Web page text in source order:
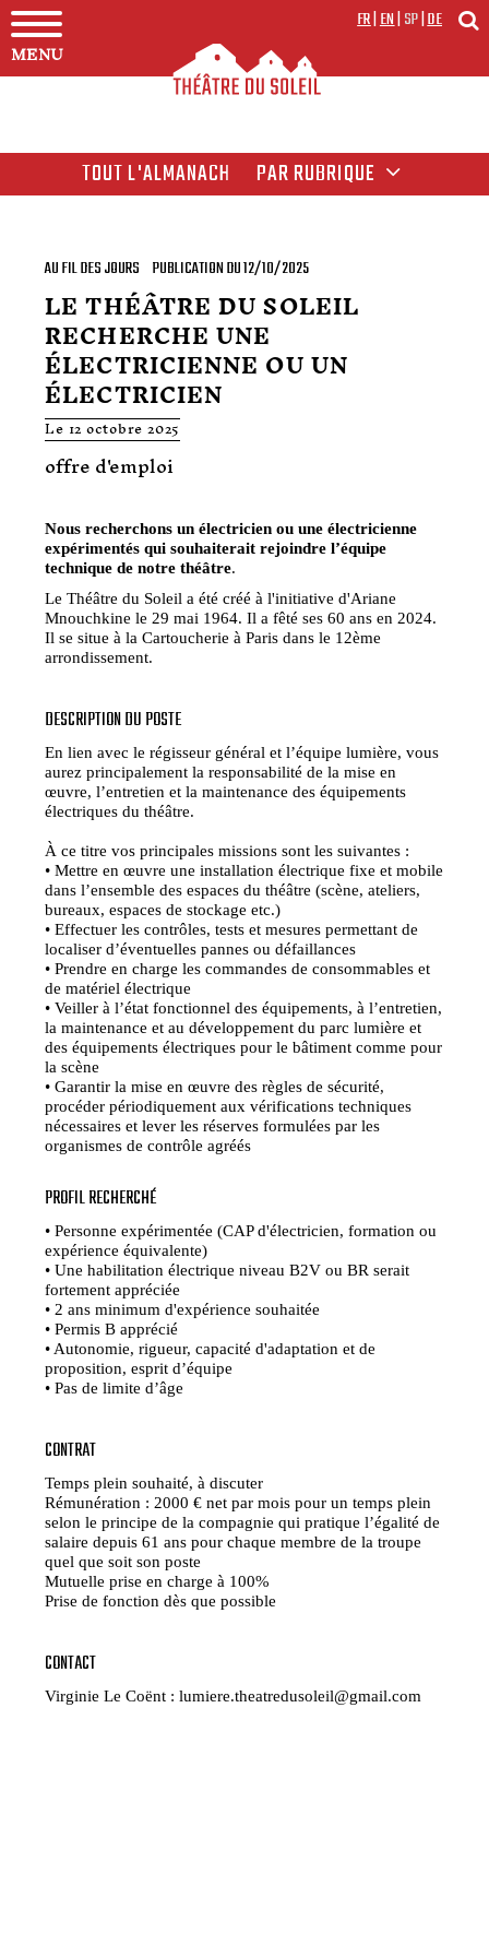
MENU
FR|EN|SP|DE
TOUT L'ALMANACH PAR RUBRIQUE
AU FIL DES JOURS PUBLICATION DU 12/10/2025
LE THÉÂTRE DU SOLEIL
RECHERCHE UNE
ÉLECTRICIENNE OU UN
ÉLECTRICIEN
Le 12 octobre 2025
offre d'emploi
Nous recherchons un électricien ou une électricienne
expérimentés qui souhaiterait rejoindre l’équipe
technique de notre théâtre.
Le Théâtre du Soleil a été créé à l'initiative d'Ariane
Mnouchkine le 29 mai 1964. Il a fêté ses 60 ans en 2024.
Il se situe à la Cartoucherie à Paris dans le 12ème
arrondissement.
DESCRIPTION DU POSTE
En lien avec le régisseur général et l’équipe lumière, vous
aurez principalement la responsabilité de la mise en
œuvre, l’entretien et la maintenance des équipements
électriques du théâtre.
À ce titre vos principales missions sont les suivantes :
• Mettre en œuvre une installation électrique fixe et mobile
dans l’ensemble des espaces du théâtre (scène, ateliers,
bureaux, espaces de stockage etc.)
• Effectuer les contrôles, tests et mesures permettant de
localiser d’éventuelles pannes ou défaillances
• Prendre en charge les commandes de consommables et
de matériel électrique
• Veiller à l’état fonctionnel des équipements, à l’entretien,
la maintenance et au développement du parc lumière et
des équipements électriques pour le bâtiment comme pour
la scène
• Garantir la mise en œuvre des règles de sécurité,
procéder périodiquement aux vérifications techniques
nécessaires et lever les réserves formulées par les
organismes de contrôle agréés
PROFIL RECHERCHÉ
• Personne expérimentée (CAP d'électricien, formation ou
expérience équivalente)
• Une habilitation électrique niveau B2V ou BR serait
fortement appréciée
• 2 ans minimum d'expérience souhaitée
• Permis B apprécié
• Autonomie, rigueur, capacité d'adaptation et de
proposition, esprit d’équipe
• Pas de limite d’âge
CONTRAT
Temps plein souhaité, à discuter
Rémunération : 2000 € net par mois pour un temps plein
selon le principe de la compagnie qui pratique l’égalité de
salaire depuis 61 ans pour chaque membre de la troupe
quel que soit son poste
Mutuelle prise en charge à 100%
Prise de fonction dès que possible
CONTACT
Virginie Le Coënt : lumiere.theatredusoleil@gmail.com